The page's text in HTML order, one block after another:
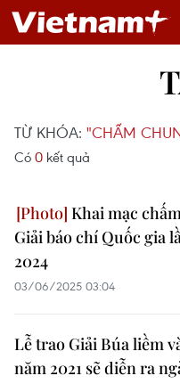
TỪ KHÓA: "CHẤM
Có 0 kết quả
Khai mạc
Giải báo chí Quốc gia
2024
03/06/2025 03:04
Lễ trao Giải Búa liềm
năm 2021 sẽ diễn ra